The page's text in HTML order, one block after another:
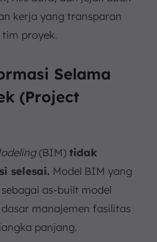
kerja yang transparan
proyek.
Selama
(Project
(BIM) tidak
selesai. Model BIM yang
as-built model
manajemen fasilitas
panjang.